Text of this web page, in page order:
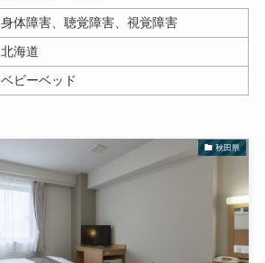
身体障害、聴覚障害、視覚障害
北海道
ベビーベッド
秋田県